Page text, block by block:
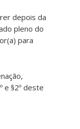
depois da
pleno do
para
e §2º deste